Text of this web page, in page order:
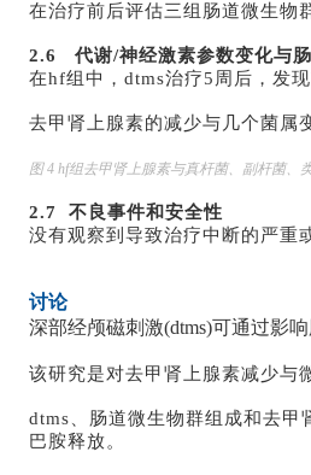
在治疗前后评估三组肠道微生物
2.6 代谢/神经激素参数变化与
在hf组中，dtms治疗5周后，发
去甲肾上腺素的减少与几个菌属
图 4 hf组去甲肾上腺素与真杆菌、副杆菌、
2.7 不良事件和安全性
没有观察到导致治疗中断的严重
讨论
深部经颅磁刺激(dtms)可通过影
该研究是对去甲肾上腺素减少与
dtms、肠道微生物群组成和去
巴胺释放。